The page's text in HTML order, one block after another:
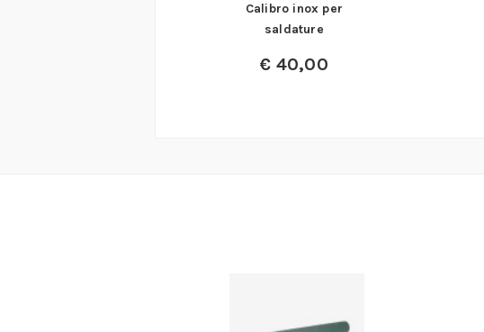
Calibro inox per
saldature
€ 40,00